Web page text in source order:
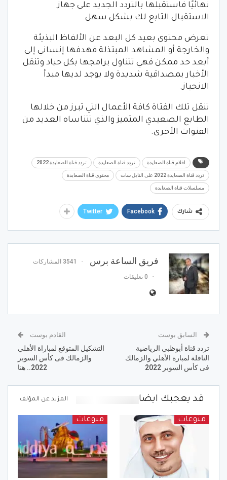
نهائيًا فاستقبلها بالتردد الجديد على جهاز
الاستقبال التابع لك بشكل سهل.
تعرض محتوى بعيد كل البعد عن الألفاظ البذيئة
والخارجة أو المشاهد المبتذلة فهدفها إنساني إلى
أبعد حد ممكن فهي تتناول برامجها بكل حياد وتنقل
الأخبار بمصداقية شديدة ولا يوجد لديها مبدأ
الانحياز.
تنقل تلك الفتاة كافة الأعمال التي تبرز من خلالها
الطابع الصعيدي المتميز والذي تتناساه العديد من
القنوات الأخرى.
افلام قناة الصعايدة تردد قناة الصعايدة تردد قناة الصعايدة 2022
تردد قناة الصعايدة 2022 على النايل سات محتوى قناة الصعايدة
مسلسلات قناة الصعايدة
شارك Facebook
Twitter
فريق الساعة برس 3541 المشاركات
0 تعليقات
السابق بوست
تردد قناة أبوظبي الرياضية
الناقلة لمبارة الأهلي والزمالك
فى كأس السوبر 2022
القادم بوست
التشكيل المتوقع لمباراة الأهلي
والزمالك فى كأس السوبر
2022.. هنا
قد يعجبك ايضا المزيد عن المؤلف
منوعات منوعات